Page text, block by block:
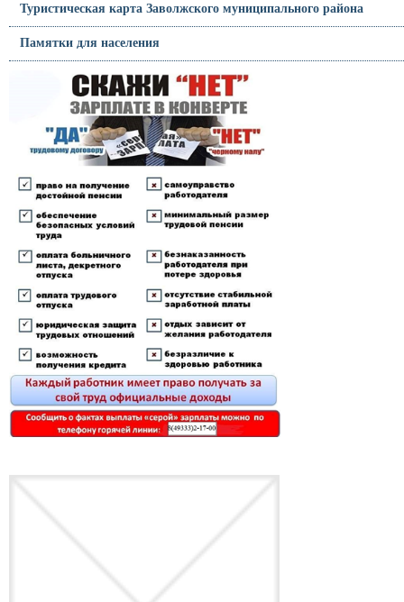
Туристическая карта Заволжского муниципального района
Памятки для населения